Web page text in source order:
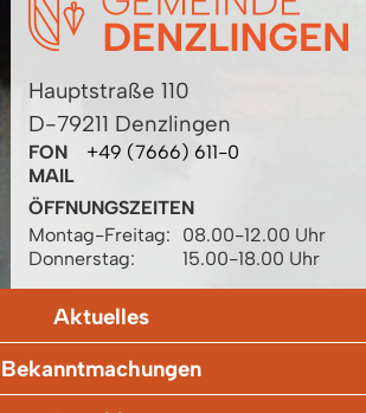
Hauptstraße 110
D-79211 Denzlingen
FON
+49 (7666) 611-0
MAIL
ÖFFNUNGSZEITEN
Montag-Freitag:
08.00-12.00 Uhr
Donnerstag:
15.00-18.00 Uhr
Aktuelles
Bekanntmachungen